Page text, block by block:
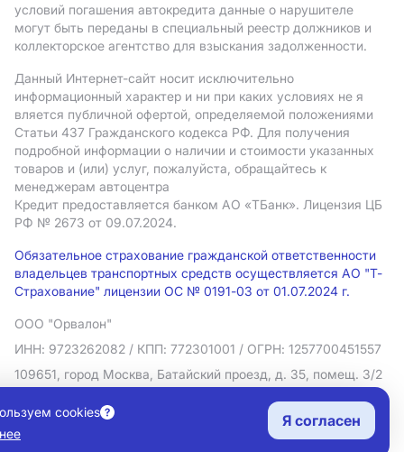
условий погашения автокредита данные о нарушителе
могут быть переданы в специальный реестр должников и
коллекторское агентство для взыскания задолженности.
Данный Интернет-сайт носит исключительно
информационный характер и ни при каких условиях не я
вляется публичной офертой, определяемой положениями
Статьи 437 Гражданского кодекса РФ. Для получения
подробной информации о наличии и стоимости указанных
товаров и (или) услуг, пожалуйста, обращайтесь к
менеджерам автоцентра
Кредит предоставляется банком АO «ТБанк». Лицензия ЦБ
РФ № 2673 от 09.07.2024.
Обязательное страхование гражданской ответственности
владельцев транспортных средств осуществляется АО "Т-
Страхование" лицензии ОС № 0191-03 от 01.07.2024 г.
ООО "Орвалон"
ИНН: 9723262082 / КПП: 772301001 / ОГРН: 1257700451557
109651, город Москва, Батайский проезд, д. 35, помещ. 3/2
Политика в отношении обработки персональных данных
Согласие на рекламную рассылку
Правовая информация
cookies
Я согласен